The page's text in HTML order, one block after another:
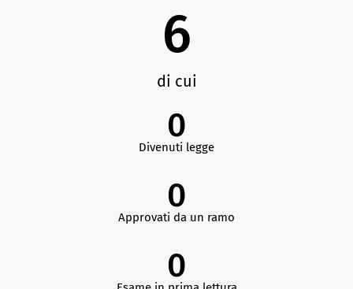
6
di cui
0
Divenuti legge
0
Approvati da un ramo
0